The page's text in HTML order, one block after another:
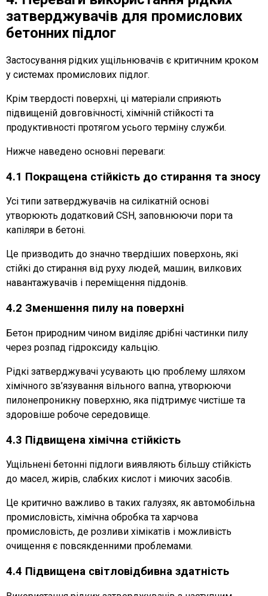
затверджувачів для промислових
бетонних підлог
Застосування рідких ущільнювачів є критичним кроком
у системах промислових підлог.
Крім твердості поверхні, ці матеріали сприяють
підвищеній довговічності, хімічній стійкості та
продуктивності протягом усього терміну служби.
Нижче наведено основні переваги:
4.1 Покращена стійкість до стирання та зносу
Усі типи затверджувачів на силікатній основі
утворюють додатковий CSH, заповнюючи пори та
капіляри в бетоні.
Це призводить до значно твердіших поверхонь, які
стійкі до стирання від руху людей, машин, вилкових
навантажувачів і переміщення піддонів.
4.2 Зменшення пилу на поверхні
Бетон природним чином виділяє дрібні частинки пилу
через розпад гідроксиду кальцію.
Рідкі затверджувачі усувають цю проблему шляхом
хімічного зв’язування вільного вапна, утворюючи
пилонепроникну поверхню, яка підтримує чистіше та
здоровіше робоче середовище.
4.3 Підвищена хімічна стійкість
Ущільнені бетонні підлоги виявляють більшу стійкість
до масел, жирів, слабких кислот і миючих засобів.
Це критично важливо в таких галузях, як автомобільна
промисловість, хімічна обробка та харчова
промисловість, де розливи хімікатів і можливість
очищення є повсякденними проблемами.
4.4 Підвищена світловідбивна здатність